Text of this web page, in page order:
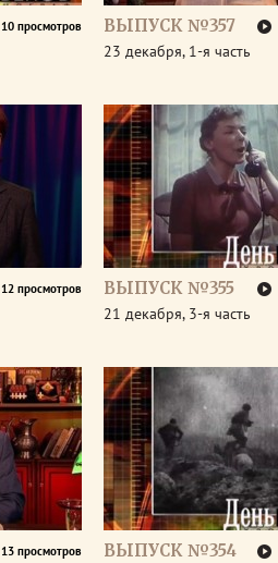
10 просмотров ВЫПУСК №357
23 декабря, 1-я часть
12 просмотров ВЫПУСК №355
21 декабря, 3-я часть
13 просмотров ВЫПУСК №354